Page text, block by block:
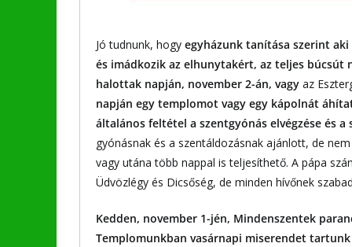
Jó tudnunk, hogy egyházunk tanítása szerint
és imádkozik az elhunytakért, az teljes búcsút
halottak napján, november 2-án, vagy az
napján egy templomot vagy egy kápolnát
általános feltétel a szentgyónás elvégzése és
gyónásnak és a szentáldozásnak ajánlott, de
vagy utána több nappal is teljesíthető. A pápa
Üdvözlégy és Dicsőség, de minden hívőnek
Kedden, november 1-jén, Mindenszentek
Templomunkban vasárnapi miserendet